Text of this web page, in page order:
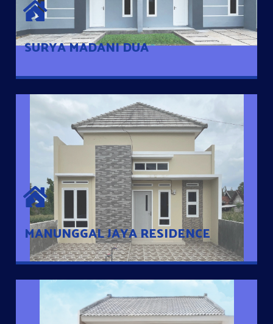
SURYA MADANI DUA
jutaan dengan lokasi strategis di Tuban
MANUNGGAL JAYA RESIDENCE
MANUNGGAL JAYA RESIDENCE
Cluster Exclusive dengan one Gate System, terdapat taman
mini dan memiliki jarak 200m dari jalan nasional serta dekat
dengan pusat kota